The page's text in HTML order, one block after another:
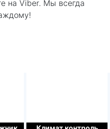
на Viber. Мы всегда